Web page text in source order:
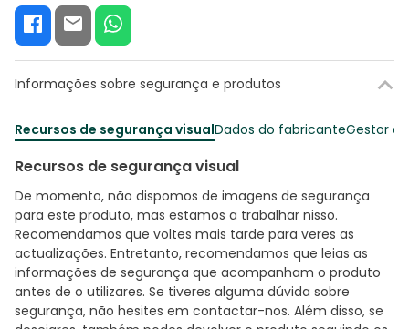
Informações sobre segurança e produtos
Recursos de segurança visualDados do fabricanteGestor
Recursos de segurança visual
De momento, não dispomos de imagens de segurança
para este produto, mas estamos a trabalhar nisso.
Recomendamos que voltes mais tarde para veres as
actualizações. Entretanto, recomendamos que leias as
informações de segurança que acompanham o produto
antes de o utilizares. Se tiveres alguma dúvida sobre
segurança, não hesites em contactar-nos. Além disso, se